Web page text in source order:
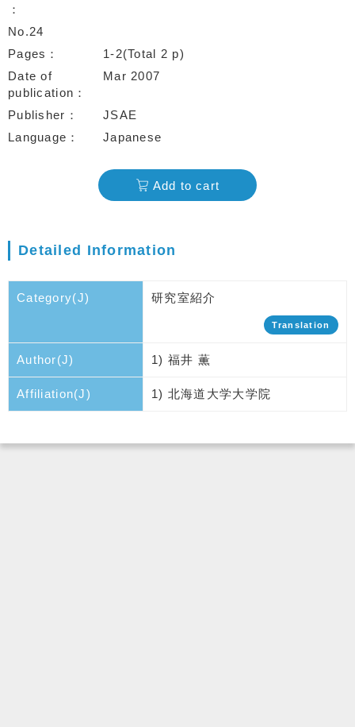
No.24
Pages
1-2(Total 2 p)
Date of
publication
Mar 2007
Publisher
JSAE
Language
Japanese
Add to cart
Detailed Information
Category(J) 研究室紹介
Translation
Author(J) 1) 福井 薫
Affiliation(J) 1) 北海道大学大学院